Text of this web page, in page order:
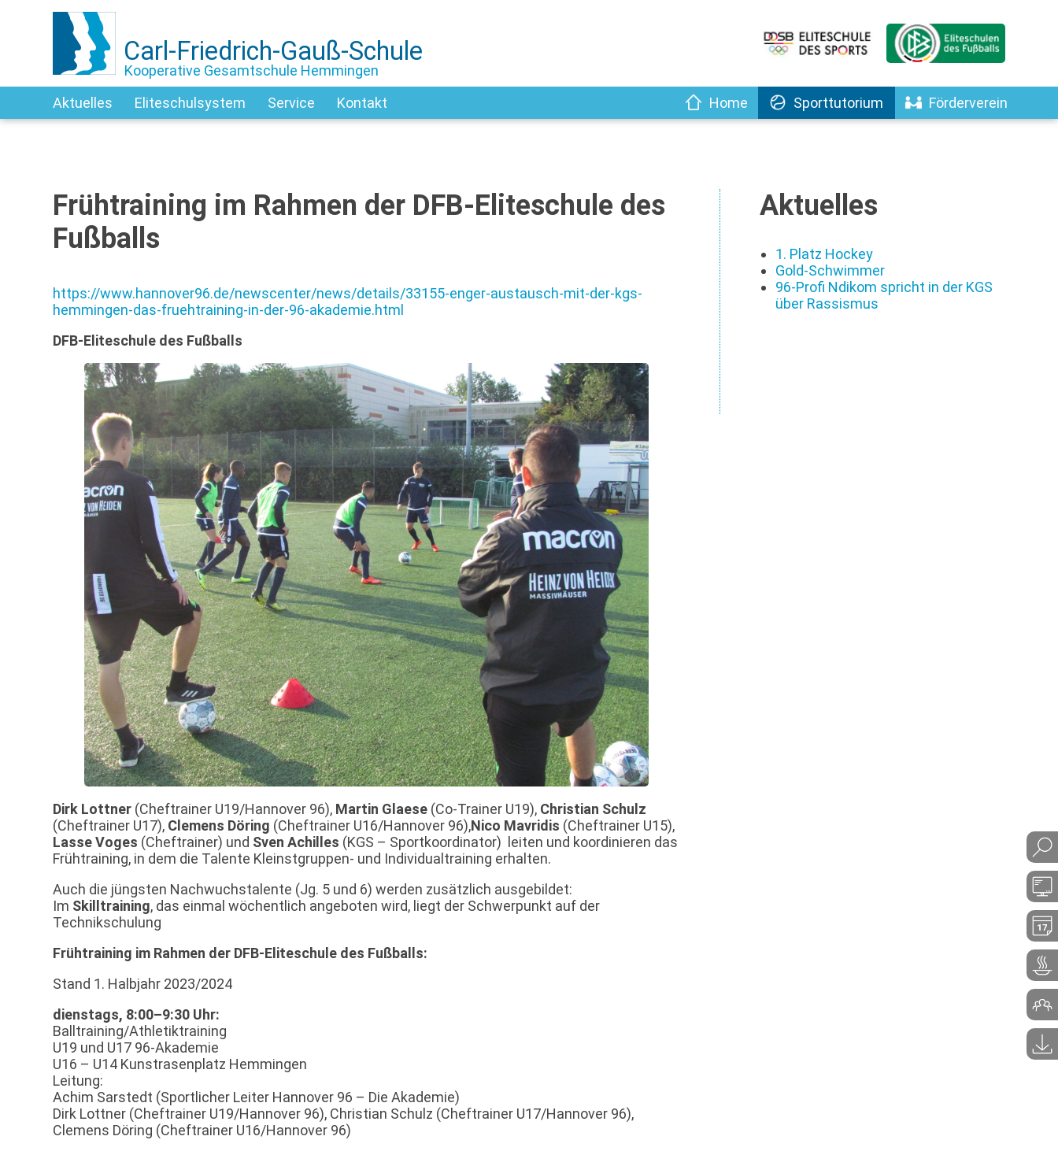
Carl-Friedrich-Gauß-Schule
Kooperative Gesamtschule Hemmingen
Home
Sporttutorium Förderverein
Aktuelles Eliteschulsystem Service Kontakt
Frühtraining im Rahmen der DFB-Eliteschule des
Fußballs
https://www.hannover96.de/newscenter/news/details/33155-enger-austausch-mit-der-kgs-
hemmingen-das-fruehtraining-in-der-96-akademie.html
DFB-Eliteschule des Fußballs
Dirk Lottner (Cheftrainer U19/Hannover 96), Martin Glaese (Co-Trainer U19), Christian Schulz
(Cheftrainer U17), Clemens Döring (Cheftrainer U16/Hannover 96),Nico Mavridis (Cheftrainer U15),
Lasse Voges (Cheftrainer) und Sven Achilles (KGS – Sportkoordinator) leiten und koordinieren das
Frühtraining, in dem die Talente Kleinstgruppen- und Individualtraining erhalten.
Auch die jüngsten Nachwuchstalente (Jg. 5 und 6) werden zusätzlich ausgebildet:
Im Skilltraining, das einmal wöchentlich angeboten wird, liegt der Schwerpunkt auf der
Technikschulung
Frühtraining im Rahmen der DFB-Eliteschule des Fußballs:
Stand 1. Halbjahr 2023/2024
dienstags, 8:00–9:30 Uhr:
Balltraining/Athletiktraining
U19 und U17 96-Akademie
U16 – U14 Kunstrasenplatz Hemmingen
Leitung:
Achim Sarstedt (Sportlicher Leiter Hannover 96 – Die Akademie)
Dirk Lottner (Cheftrainer U19/Hannover 96), Christian Schulz (Cheftrainer U17/Hannover 96),
Clemens Döring (Cheftrainer U16/Hannover 96)
Aktuelles
1. Platz Hockey
Gold-Schwimmer
96-Profi Ndikom spricht in der KGS
über Rassismus